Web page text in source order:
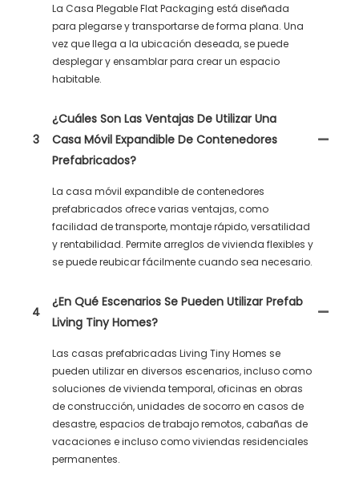
La Casa Plegable Flat Packaging está diseñada
para plegarse y transportarse de forma plana. Una
vez que llega a la ubicación deseada, se puede
desplegar y ensamblar para crear un espacio
habitable.
3
¿Cuáles Son Las Ventajas De Utilizar Una
Casa Móvil Expandible De Contenedores
Prefabricados?
La casa móvil expandible de contenedores
prefabricados ofrece varias ventajas, como
facilidad de transporte, montaje rápido, versatilidad
y rentabilidad. Permite arreglos de vivienda flexibles y
se puede reubicar fácilmente cuando sea necesario.
4
¿En Qué Escenarios Se Pueden Utilizar Prefab
Living Tiny Homes?
Las casas prefabricadas Living Tiny Homes se
pueden utilizar en diversos escenarios, incluso como
soluciones de vivienda temporal, oficinas en obras
de construcción, unidades de socorro en casos de
desastre, espacios de trabajo remotos, cabañas de
vacaciones e incluso como viviendas residenciales
permanentes.